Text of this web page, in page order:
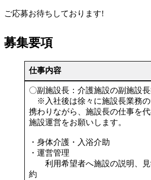
ご応募お待ちしております!
募集要項
仕事内容
〇副施設長：介護施設の副施設
※入社後は徐々に施設長業務の
携わりながら、施設長の仕事を代
施設運営をお願いします。
・身体介護・入浴介助
・運営管理
利用希望者へ施設の説明、見
約